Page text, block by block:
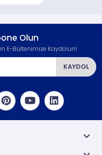
Olun
E-Bültenimize Kaydolun!
KAYDOL